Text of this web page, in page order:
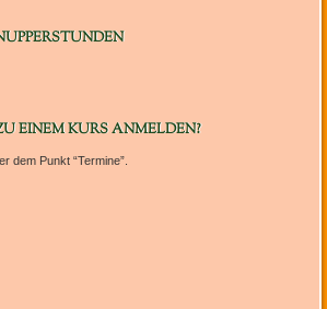
EINEM KURS ANMELDEN?
dem Punkt “Termine”.